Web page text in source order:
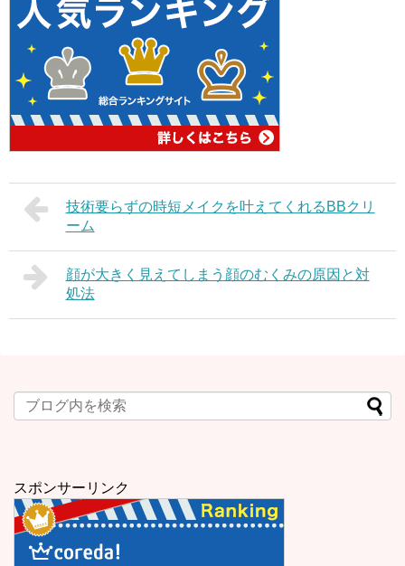
技術要らずの時短メイクを叶えてくれるBBクリ
ーム
顔が大きく見えてしまう顔のむくみの原因と対
処法
スポンサーリンク